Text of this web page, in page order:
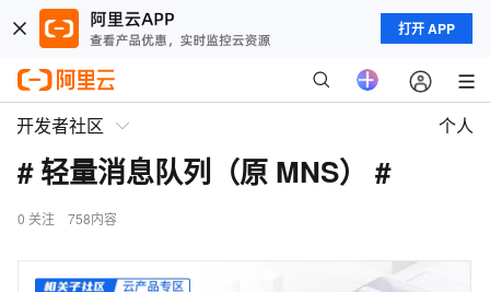
打开 APP
开发者社区 个人
# 轻量消息队列（原 MNS） #
0 关注 758内容